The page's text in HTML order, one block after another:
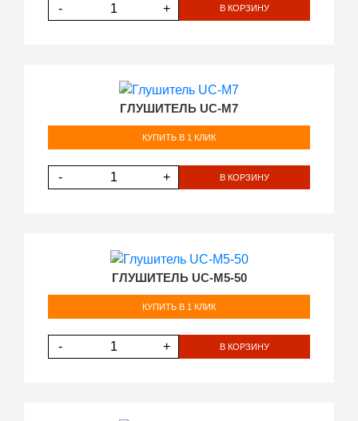
- + В КОРЗИНУ
ГЛУШИТЕЛЬ UC-М7
КУПИТЬ В 1 КЛИК
- + В КОРЗИНУ
ГЛУШИТЕЛЬ UC-М5-50
КУПИТЬ В 1 КЛИК
- + В КОРЗИНУ